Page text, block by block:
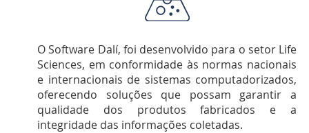
O Software Dalí, foi desenvolvido para o setor Life
Sciences, em conformidade às normas nacionais
e internacionais de sistemas computadorizados,
oferecendo soluções que possam garantir a
qualidade dos produtos fabricados e a
integridade das informações coletadas.